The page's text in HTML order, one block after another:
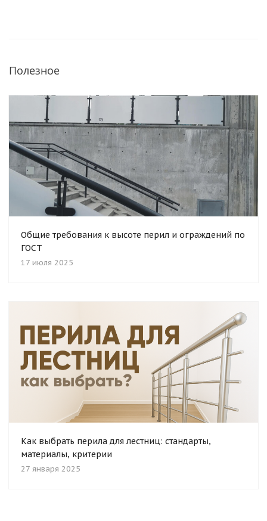
Полезное
Общие требования к высоте перил и ограждений по
ГОСТ
17 июля 2025
Как выбрать перила для лестниц: стандарты,
материалы, критерии
27 января 2025